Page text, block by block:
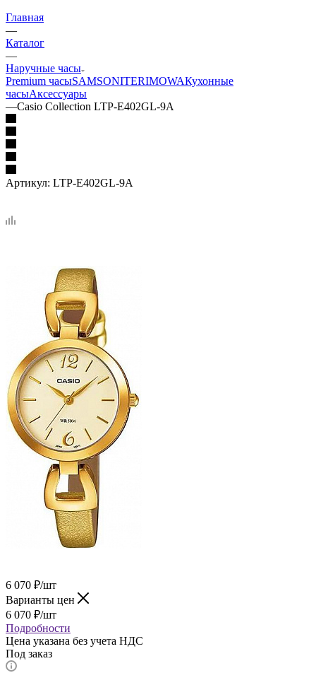
Главная
—
Каталог
—
Наручные часы
Premium часыSAMSONITERIMOWAКухонные
часыАксессуары
—Casio Collection LTP-E402GL-9A
Артикул: LTP-E402GL-9A
6 070 ₽/шт
Варианты цен
6 070 ₽/шт
Подробности
Цена указана без учета НДС
Под заказ